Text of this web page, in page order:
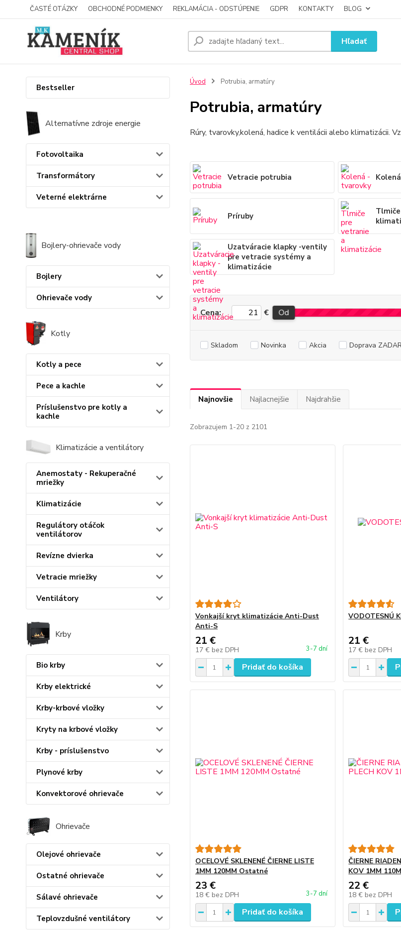
ČASTÉ OTÁZKY OBCHODNÉ PODMIENKY REKLAMÁCIA - ODSTÚPENIE GDPR KONTAKTY BLOG
Hľadať
Bestseller
Alternatívne zdroje energie
Fotovoltaika
Transformátory
Veterné elektrárne
Bojlery-ohrievače vody
Bojlery
Ohrievače vody
Kotly
Kotly a pece
Pece a kachle
Príslušenstvo pre kotly a
kachle
Klimatizácie a ventilátory
Anemostaty - Rekuperačné
mriežky
Klimatizácie
Regulátory otáčok
ventilátorov
Revízne dvierka
Vetracie mriežky
Ventilátory
Krby
Bio krby
Krby elektrické
Krby-krbové vložky
Kryty na krbové vložky
Krby - príslušenstvo
Plynové krby
Konvektorové ohrievače
Ohrievače
Olejové ohrievače
Ostatné ohrievače
Sálavé ohrievače
Teplovzdušné ventilátory
Úvod Potrubia, armatúry
Potrubia, armatúry
Rúry, tvarovky,kolená, hadice k ventilácii alebo klimatizácii.
Vetracie potrubia
Príruby
Uzatváracie klapky -ventily
pre vetracie systémy a
klimatizácie
Cena: € Od
Skladom Novinka Akcia Doprava
Najnovšie Najlacnejšie Najdrahšie
Zobrazujem 1-20 z 2101
Vonkajší kryt klimatizácie Anti-Dust
Anti-S
21 €
17 € bez DPH 3-7 dní
Pridať do košíka
VODOTESNÚ
21 €
17 € bez DPH
OCELOVÉ SKLENENÉ ČIERNE LISTE
1MM 120MM Ostatné
23 €
18 € bez DPH 3-7 dní
Pridať do košíka
ČIERNE
KOV 1MM
22 €
18 € bez DPH